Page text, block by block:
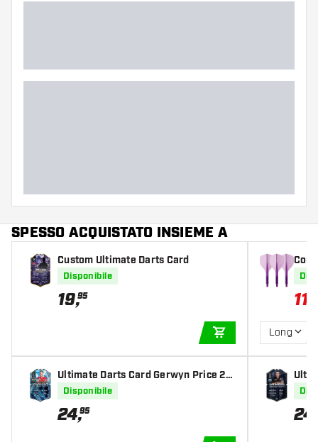
SPESSO ACQUISTATO INSIEME A
Custom Ultimate Darts Card
Disponibile
19,95
AGGIUNGI AL
Ultimate Darts Card Gerwyn Price 20
25
Disponibile
24,95
11
Long
24